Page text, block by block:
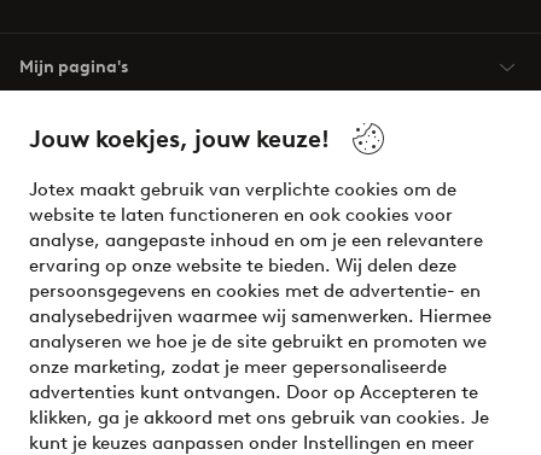
Jouw koekjes, jouw keuze!
Jotex maakt gebruik van verplichte cookies om de
website te laten functioneren en ook cookies voor
analyse, aangepaste inhoud en om je een relevantere
ervaring op onze website te bieden. Wij delen deze
persoonsgegevens en cookies met de advertentie- en
analysebedrijven waarmee wij samenwerken. Hiermee
analyseren we hoe je de site gebruikt en promoten we
onze marketing, zodat je meer gepersonaliseerde
advertenties kunt ontvangen. Door op Accepteren te
klikken, ga je akkoord met ons gebruik van cookies. Je
kunt je keuzes aanpassen onder Instellingen en meer
Mijn pagina's
Over Jotex
Onze diensten
Voorwaarden
Meet our friend Ellos
Welcome to Ellos, the Nordic destination for fashion and
beauty! Get a clean, modern aesthetic and unique style for
your wardrobe. Your next inspiring look is here!